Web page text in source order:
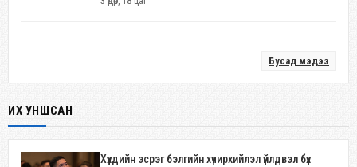
Бусад мэдээ
ИХ УНШСАН
Хүүхдийн эсрэг бэлгийн хүчирхийлэл үйлдвэл бүх